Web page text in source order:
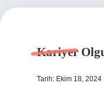
Kariyer
Tarih: Ekim 18, 2024